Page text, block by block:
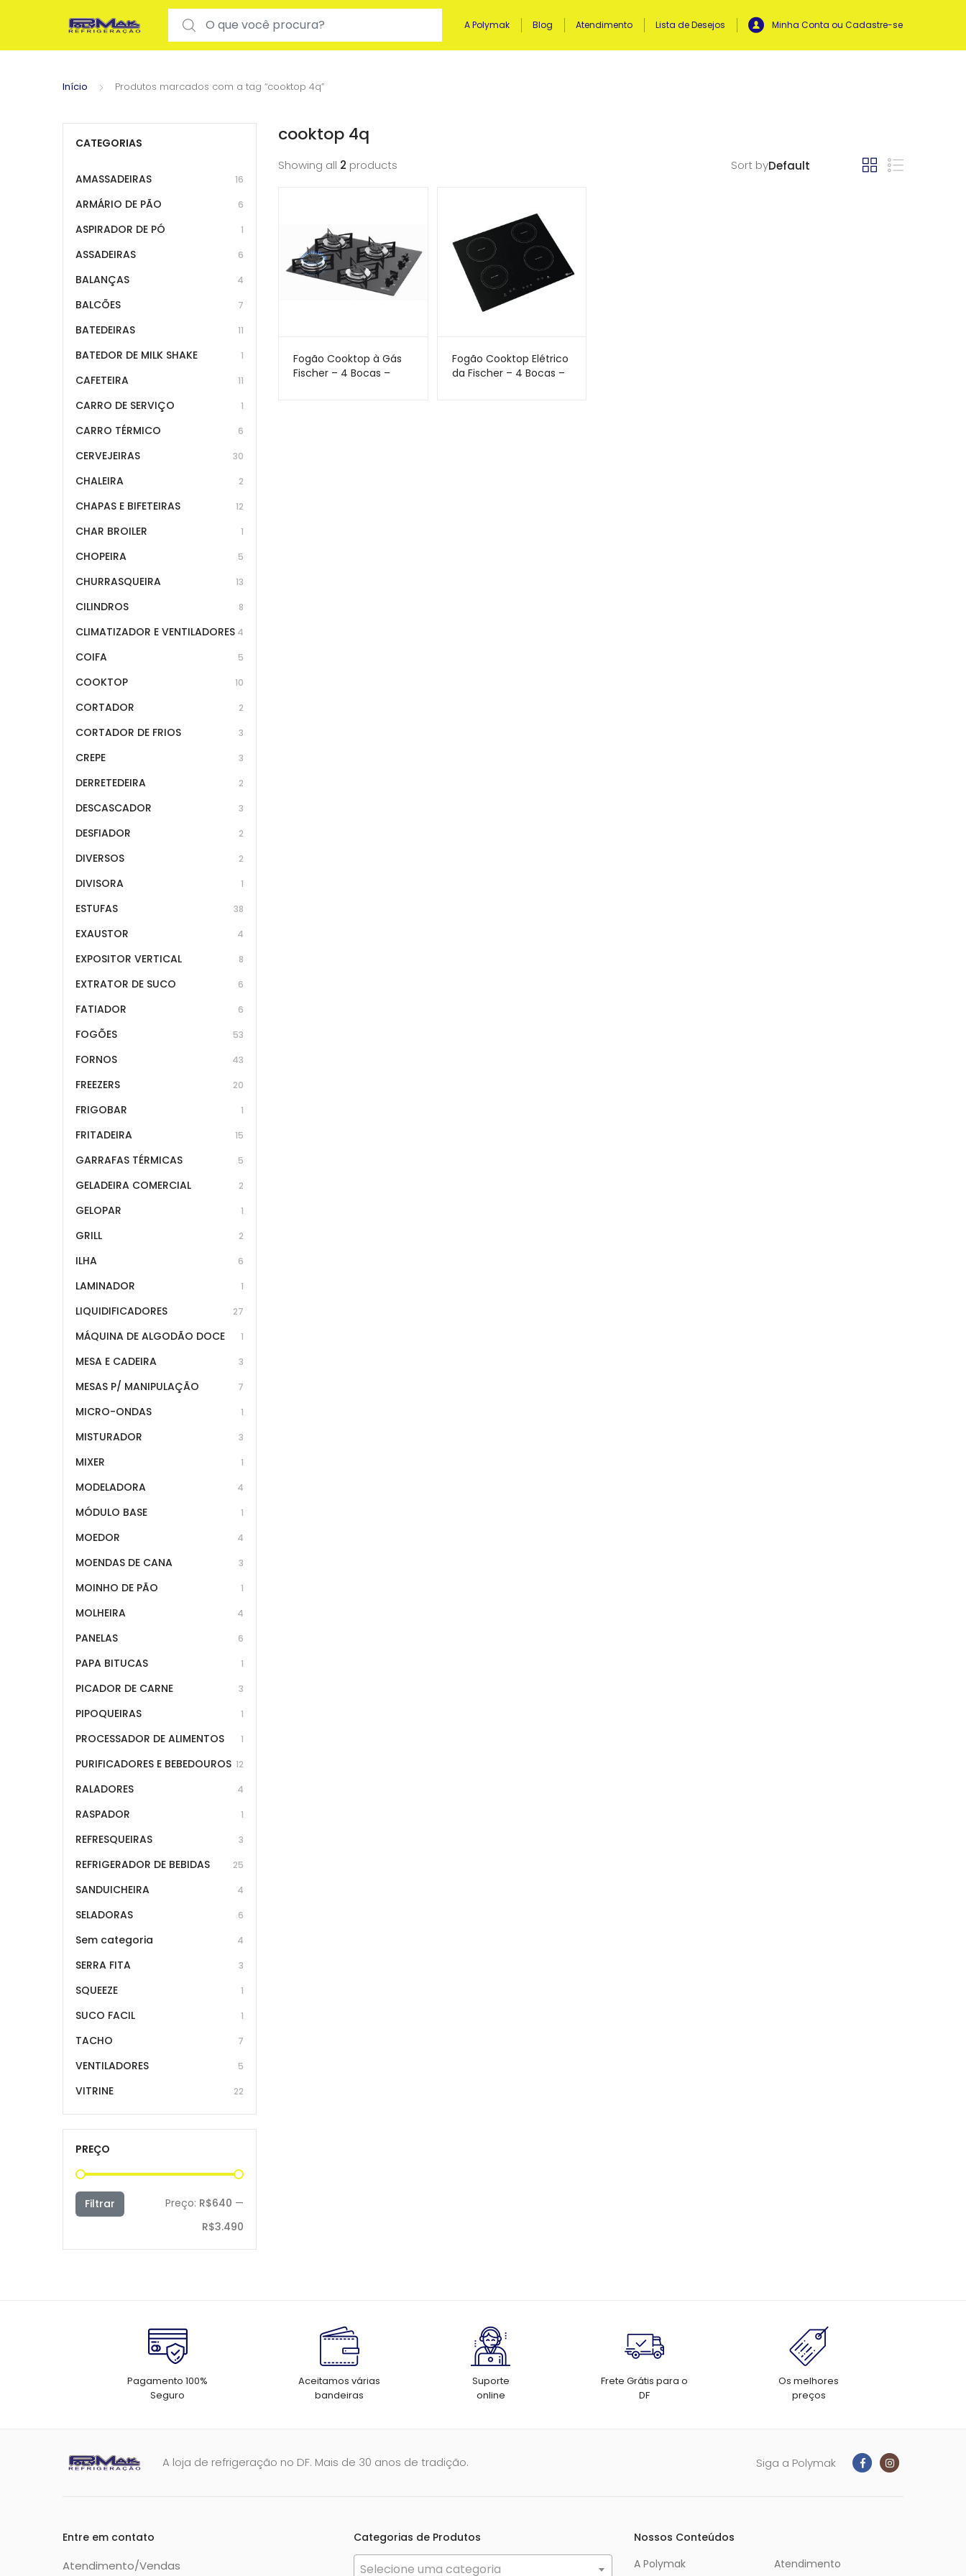
Search for:
A Polymak Blog Atendimento Lista de Desejos Minha Conta ou Cadastre-se
Início Produtos marcados com a tag “cooktop 4q”
cooktop 4q
Showing all 2 products Sort by
Fogão Cooktop à Gás
Fischer – 4 Bocas –
Fogão Cooktop Elétrico
da Fischer – 4 Bocas –
CATEGORIAS
AMASSADEIRAS 16
ARMÁRIO DE PÃO 6
ASPIRADOR DE PÓ 1
ASSADEIRAS 6
BALANÇAS 4
BALCÕES 7
BATEDEIRAS 11
BATEDOR DE MILK SHAKE 1
CAFETEIRA 11
CARRO DE SERVIÇO 1
CARRO TÉRMICO 6
CERVEJEIRAS 30
CHALEIRA 2
CHAPAS E BIFETEIRAS 12
CHAR BROILER 1
CHOPEIRA 5
CHURRASQUEIRA 13
CILINDROS 8
CLIMATIZADOR E VENTILADORES 4
COIFA 5
COOKTOP 10
CORTADOR 2
CORTADOR DE FRIOS 3
CREPE 3
DERRETEDEIRA 2
DESCASCADOR 3
DESFIADOR 2
DIVERSOS 2
DIVISORA 1
ESTUFAS 38
EXAUSTOR 4
EXPOSITOR VERTICAL 8
EXTRATOR DE SUCO 6
FATIADOR 6
FOGÕES 53
FORNOS 43
FREEZERS 20
FRIGOBAR 1
FRITADEIRA 15
GARRAFAS TÉRMICAS 5
GELADEIRA COMERCIAL 2
GELOPAR 1
GRILL 2
ILHA 6
LAMINADOR 1
LIQUIDIFICADORES 27
MÁQUINA DE ALGODÃO DOCE 1
MESA E CADEIRA 3
MESAS P/ MANIPULAÇÃO 7
MICRO-ONDAS 1
MISTURADOR 3
MIXER 1
MODELADORA 4
MÓDULO BASE 1
MOEDOR 4
MOENDAS DE CANA 3
MOINHO DE PÃO 1
MOLHEIRA 4
PANELAS 6
PAPA BITUCAS 1
PICADOR DE CARNE 3
PIPOQUEIRAS 1
PROCESSADOR DE ALIMENTOS 1
PURIFICADORES E BEBEDOUROS 12
RALADORES 4
RASPADOR 1
REFRESQUEIRAS 3
REFRIGERADOR DE BEBIDAS 25
SANDUICHEIRA 4
SELADORAS 6
Sem categoria 4
SERRA FITA 3
SQUEEZE 1
SUCO FACIL 1
TACHO 7
VENTILADORES 5
VITRINE 22
PREÇO
Filtrar Preço: R$640 —
R$3.490
Pagamento 100%
Seguro
Aceitamos várias
bandeiras
Suporte
online
Frete Grátis para o
DF
Os melhores
preços
A loja de refrigeração no DF. Mais de 30 anos de tradição. Siga a Polymak
Entre em contato
Atendimento/Vendas
Categorias de Produtos
Selecione uma categoria
Nossos Conteúdos
A Polymak
Atendimento